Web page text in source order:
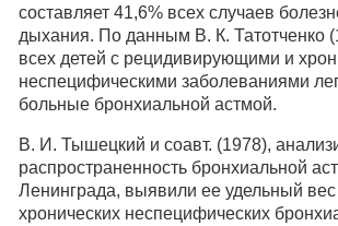
составляет 41,6% всех случаев
дыхания. По данным В. К. Татотченко
всех детей с рецидивирующими и
неспецифическими заболеваниями
больные бронхиальной астмой.
В. И. Тышецкий и соавт. (1978),
распространенность бронхиальной
Ленинграда, выявили ее удельный вес
хронических неспецифических